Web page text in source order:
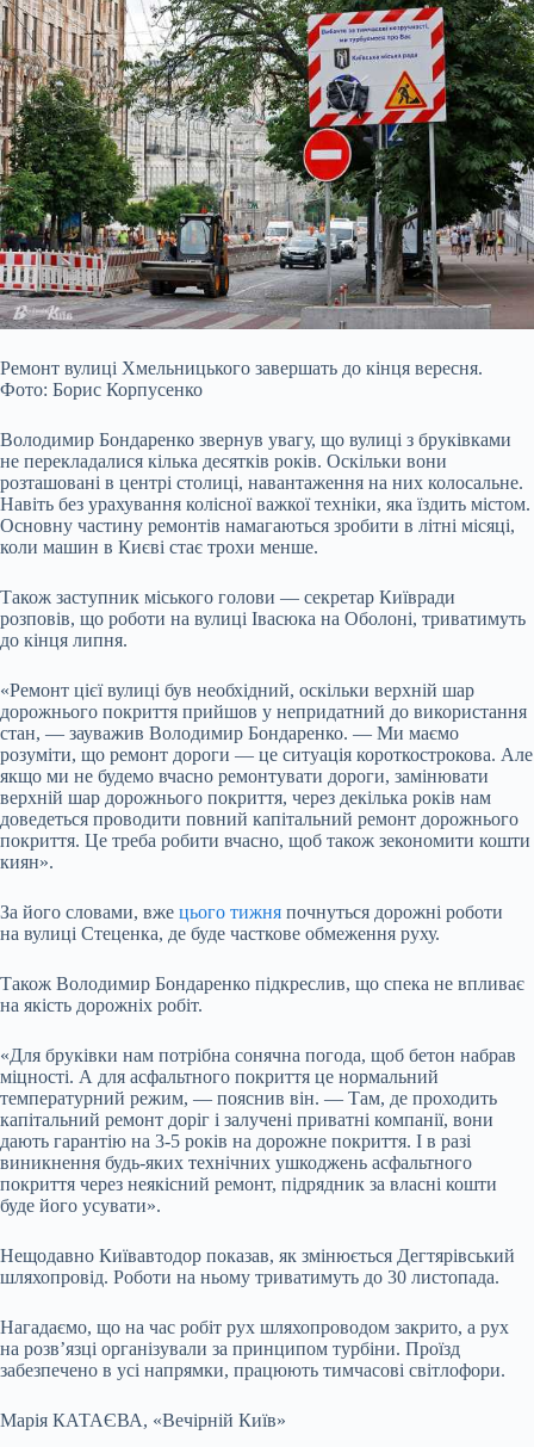
Ремонт вулиці Хмельницького завершать до кінця вересня.
Фото: Борис Корпусенко
Володимир Бондаренко звернув увагу, що вулиці з бруківками
не перекладалися кілька десятків років. Оскільки вони
розташовані в центрі столиці, навантаження на них колосальне.
Навіть без урахування колісної важкої техніки, яка їздить містом.
Основну частину ремонтів намагаються зробити в літні місяці,
коли машин в Києві стає трохи менше.
Також заступник міського голови — секретар Київради
розповів, що роботи на вулиці Івасюка на Оболоні, триватимуть
до кінця липня.
«Ремонт цієї вулиці був необхідний, оскільки верхній шар
дорожнього покриття прийшов у непридатний до використання
стан, — зауважив Володимир Бондаренко. — Ми маємо
розуміти, що ремонт дороги — це ситуація короткострокова. Але
якщо ми не будемо вчасно ремонтувати дороги, замінювати
верхній шар дорожнього покриття, через декілька років нам
доведеться проводити повний капітальний ремонт дорожнього
покриття. Це треба робити вчасно, щоб також зекономити кошти
киян».
За його словами, вже цього тижня почнуться дорожні роботи
на вулиці Стеценка, де буде часткове обмеження руху.
Також Володимир Бондаренко підкреслив, що спека не впливає
на якість дорожніх робіт.
«Для бруківки нам потрібна сонячна погода, щоб бетон набрав
міцності. А для асфальтного покриття це нормальний
температурний режим, — пояснив він. — Там, де проходить
капітальний ремонт доріг і залучені приватні компанії, вони
дають гарантію на 3-5 років на дорожне покриття. І в разі
виникнення будь-яких технічних ушкоджень асфальтного
покриття через неякісний ремонт, підрядник за власні кошти
буде його усувати».
Нещодавно Київавтодор показав, як змінюється Дегтярівський
шляхопровід. Роботи на ньому триватимуть до 30 листопада.
Нагадаємо, що на час робіт рух шляхопроводом закрито, а рух
на розв’язці організували за принципом турбіни. Проїзд
забезпечено в усі напрямки, працюють тимчасові світлофори.
Марія КАТАЄВА, «Вечірній Київ»